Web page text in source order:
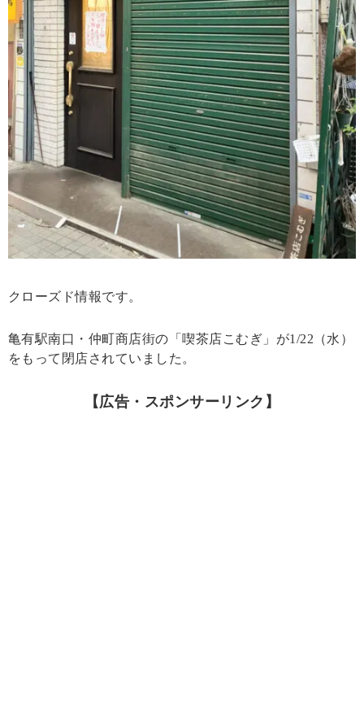
クローズド情報です。
亀有駅南口・仲町商店街の「喫茶店こむぎ」が1/22（水）
をもって閉店されていました。
【広告・スポンサーリンク】